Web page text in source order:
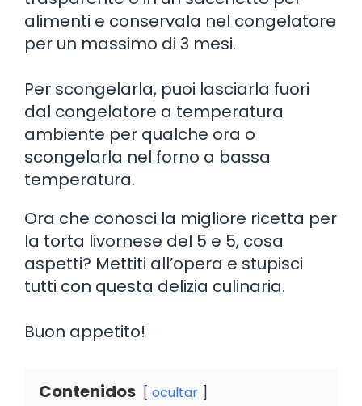
alimenti e conservala nel congelatore
per un massimo di 3 mesi.
Per scongelarla, puoi lasciarla fuori
dal congelatore a temperatura
ambiente per qualche ora o
scongelarla nel forno a bassa
temperatura.
Ora che conosci la migliore ricetta per
la torta livornese del 5 e 5, cosa
aspetti? Mettiti all’opera e stupisci
tutti con questa delizia culinaria.
Buon appetito!
Contenidos ocultar